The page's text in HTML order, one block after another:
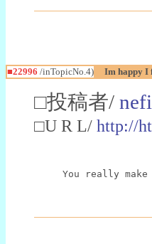
■22996 /inTopicNo.4) Im happy I
□投稿者/
□U R L/ http://
You really